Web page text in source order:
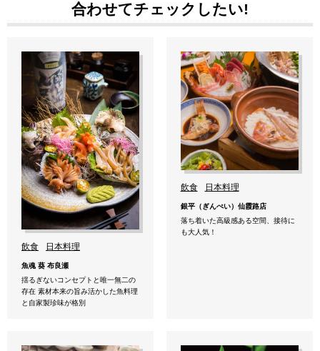
合わせてチェックしたい!
飲食 日本料理
魚魂 葵 布良瀬
揺るぎないコンセプトと唯一無二の
存在 素材本来の旨み活かした魚料理
と自家製珍味が格別
飲食 日本料理
銀平（ぎんぺい）仙霞路店
落ち着いた高級感ある空間、接待に
も大人気！